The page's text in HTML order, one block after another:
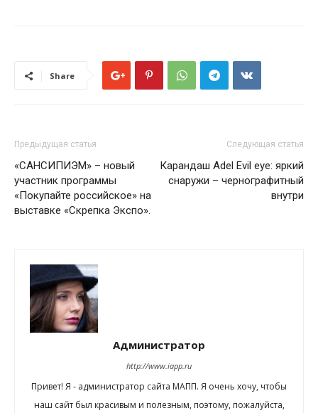
Share
Предыдущая статья
«САНСИПИЭМ» – новый
участник программы
«Покупайте российское» на
выставке «Скрепка Экспо».
Следующая статья
Карандаш Adel Evil eye: яркий
снаружи – чернографитный
внутри
Администратор
http://www.iapp.ru
Привет! Я - администратор сайта МАПП. Я очень хочу, чтобы
наш сайт был красивым и полезным, поэтому, пожалуйста,